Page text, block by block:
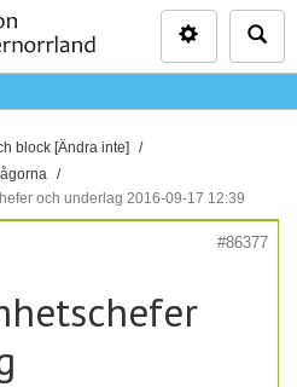
block [Ändra inte]
och underlag 2016-09-17 12:39
#86377